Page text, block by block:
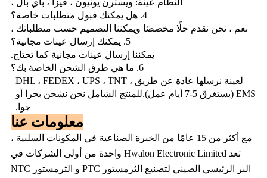
النظام عينة: ويسترن يونيون ، فيزا ، باي بال ،
4. هل يمكنك قبول متطلبات خاصة؟
نعم ، نحن نقدم حلًا مخصصًا ويمكننا التصميم حسب متطلباتك ،
5. يمكنك إرسال عينات مجانية؟
يمكننا إرسال عينات مجانية كما تحتاج.
6. ما هي طرق الشحن الخاصة بك؟
لعينة نرسلها عادة عن طريق DHL ، FEDEX ، UPS ، TNT ،
EMS (يستغرق 5-7 أيام عمل).للمنتج الشامل نحن نشحن بحرا أو
جوا.
معلومات عنا
مع أكثر من 15 عامًا من الخبرة الصناعية في المكونات السلبية ،
تعد Hwalon Electronic Limited واحدة من أولى الشركات في
البر الرئيسي الصيني لتصنيع الثرمستور PTC و الثرمستور NTC